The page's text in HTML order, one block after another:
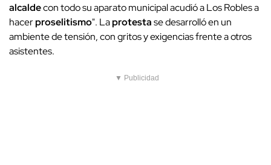
alcaldecon todo su aparato municipal acudió a Los Robles a
hacerproselitismo". Laprotestase desarrolló en un
ambiente de tensión, con gritos y exigencias frente a otros
asistentes.
▼ Publicidad